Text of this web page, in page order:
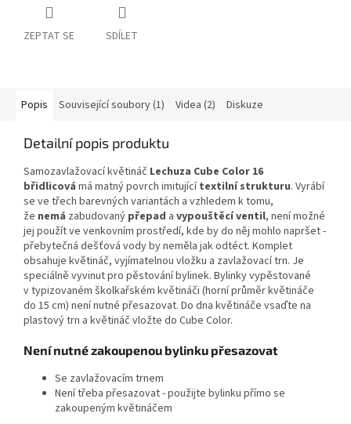
ZEPTAT SE SDÍLET
Popis Související soubory (1) Videa (2) Diskuze
Detailní popis produktu
Samozavlažovací květináč Lechuza Cube Color 16
břidlicová má matný povrch imitujícítextilní strukturu. Vyrábí
se ve třech barevných variantách a vzhledem k tomu,
že nemá zabudovaný přepad a vypouštěcí ventil, není možné
jej použít ve venkovním prostředí, kde by do něj mohlo napršet -
přebytečná dešťová vody by neměla jak odtéct. Komplet
obsahuje květináč, vyjímatelnou vložku a zavlažovací trn. Je
speciálně vyvinut pro pěstování bylinek. Bylinky vypěstované
v typizovaném školkařském květináči (horní průměr květináče
do 15 cm) není nutné přesazovat. Do dna květináče vsaďte na
plastový trn a květináč vložte do Cube Color.
Není nutné zakoupenou bylinku přesazovat
Se zavlažovacím trnem
Není třeba přesazovat - použijte bylinku přímo se
zakoupeným květináčem